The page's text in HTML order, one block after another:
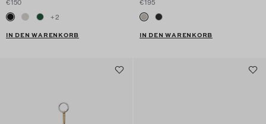
€150
+2
IN DEN WARENKORB
€195
IN DEN WARENKORB